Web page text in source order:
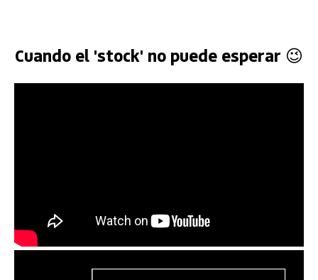
Cuando el 'stock' no puede esperar 😉